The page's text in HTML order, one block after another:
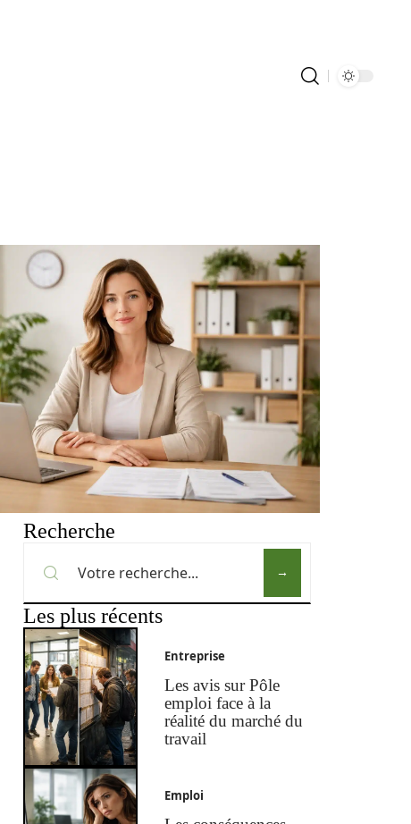
Recherche
Les plus récents
Entreprise
Les avis sur Pôle
emploi face à la
réalité du marché du
travail
Emploi